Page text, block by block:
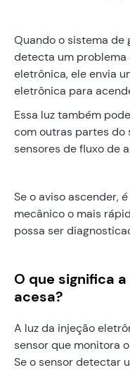
Quando o sistema
detecta um problema
eletrônica, ele envia
eletrônica para
Essa luz também
com outras partes do
sensores de fluxo de
Se o aviso ascender,
mecânico o mais
possa ser
O que significa
acesa?
A luz da injeção
sensor que monitora
Se o sensor detectar